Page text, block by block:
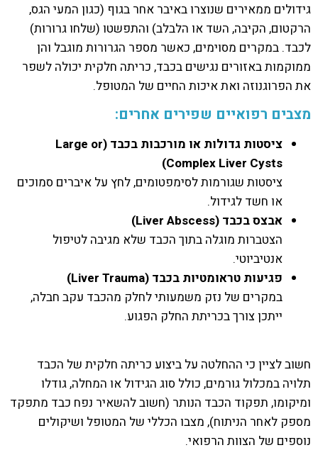
גידולים ממאירים שנוצרו באיבר אחר בגוף (כגון המעי הגס,
הרקטום, הקיבה, השד או הלבלב) והתפשטו (שלחו גרורות)
לכבד. במקרים מסוימים, כאשר מספר הגרורות מוגבל והן
ממוקמות באזורים נגישים בכבד, כריתה חלקית יכולה לשפר
את הפרוגנוזה ואת איכות החיים של המטופל.
מצבים רפואיים שפירים אחרים:
ציסטות גדולות או מורכבות בכבד (Large or
Complex Liver Cysts
)
ציסטות שגורמות לסימפטומים, לחץ על איברים סמוכים
או חשד לגידול.
אבצס בכבד (Liver Abscess
)
הצטברות מוגלה בתוך הכבד שלא מגיבה לטיפול
אנטיביוטי.
פגיעות טראומטיות בכבד (Liver Trauma
)
במקרים של נזק משמעותי לחלק מהכבד עקב חבלה,
ייתכן צורך בכריתת החלק הפגוע.
חשוב לציין כי ההחלטה על ביצוע כריתה חלקית של הכבד
תלויה במכלול גורמים, כולל סוג הגידול או המחלה, גודלו
ומיקומו, תפקוד הכבד הנותר (חשוב להשאיר נפח כבד מתפקד
מספק לאחר הניתוח), מצבו הכללי של המטופל ושיקולים
נוספים של הצוות הרפואי.